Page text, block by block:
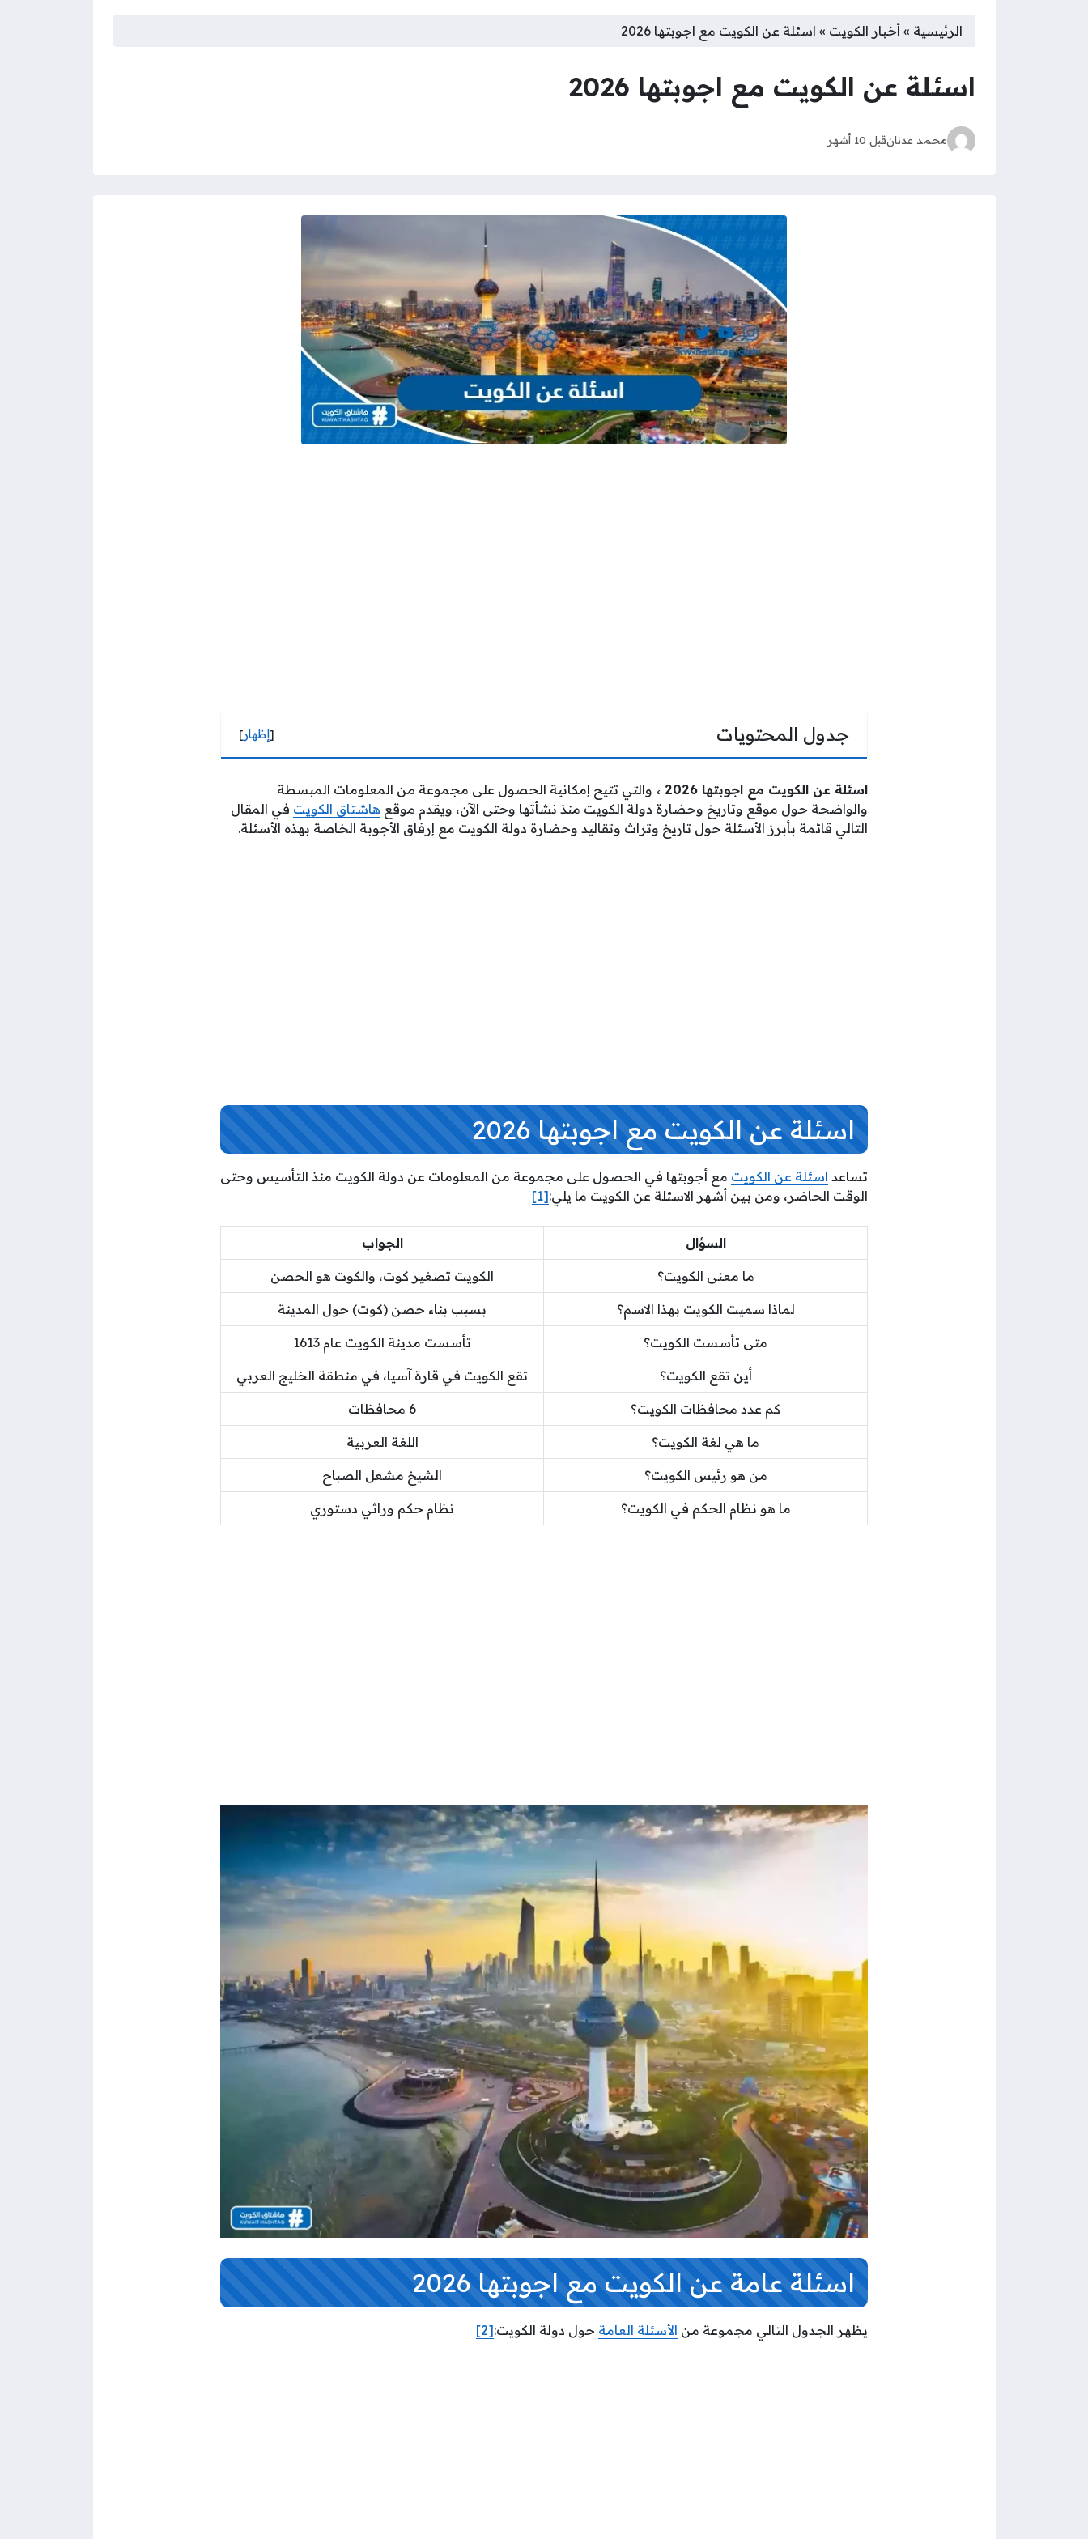
الرئيسية »أخبار الكويت » اسئلة عن الكويت مع اجوبتها 2026
اسئلة عن الكويت مع اجوبتها 2026
محمد عدنانقبل 10 أشهر
جدول المحتويات [إظهار]
اسئلة عن الكويت مع اجوبتها 2026 ،
والتي تتيح إمكانية الحصول على مجموعة من المعلومات المبسطة
والواضحة حول موقع وتاريخ وحضارة دولة الكويت منذ نشأتها وحتى الآن، ويقدم موقع هاشتاق الكويت في المقال
التالي قائمة بأبرز الأسئلة حول تاريخ وتراث وتقاليد وحضارة دولة الكويت مع إرفاق الأجوبة الخاصة بهذه الأسئلة.
اسئلة عن الكويت مع اجوبتها 2026
تساعد اسئلة عن الكويت مع أجوبتها في الحصول على مجموعة من المعلومات عن دولة الكويت منذ التأسيس وحتى
الوقت الحاضر، ومن بين أشهر الاسئلة عن الكويت ما يلي:[1]
السؤال الجواب
ما معنى الكويت؟ الكويت تصغير كوت، والكوت هو الحصن
لماذا سميت الكويت بهذا الاسم؟ بسبب بناء حصن (كوت) حول المدينة
متى تأسست الكويت؟ تأسست مدينة الكويت عام 1613
أين تقع الكويت؟ تقع الكويت في قارة آسيا، في منطقة الخليج العربي
كم عدد محافظات الكويت؟ 6 محافظات
ما هي لغة الكويت؟ اللغة العربية
من هو رئيس الكويت؟ الشيخ مشعل الصباح
ما هو نظام الحكم في الكويت؟ نظام حكم وراثي دستوري
اسئلة عامة عن الكويت مع اجوبتها 2026
يظهر الجدول التالي مجموعة من الأسئلة العامة حول دولة الكويت:[2]